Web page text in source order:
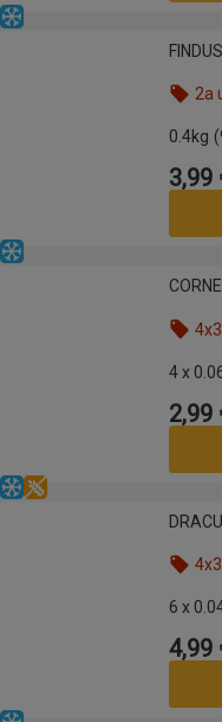
FINDUS Mongetes tendres
Congelat
2a
0.4kg
Preu
3,99
CORNETTO Gelat cucurutxo
Congelat
4 x
Preu
2,99
DRACULA Gelat gust a cola
Congelat
Sense gluten
6 x
Preu
4,99